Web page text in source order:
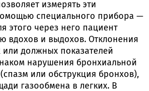
измерять эти
специального прибора —
этого через него пациент
вдохов и выдохов. Отклонения
должных показателей
нарушения бронхиальной
или обструкция бронхов),
газообмена в легких. В